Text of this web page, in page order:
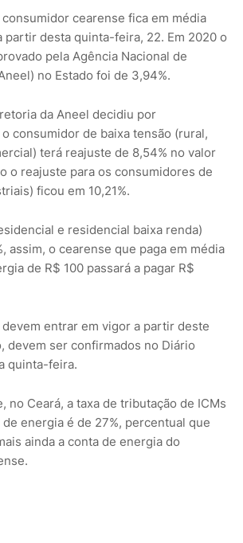
cearense fica em média
partir desta quinta-feira, 22. Em 2020 o
pela Agência Nacional de
no Estado foi de 3,94%.
da Aneel decidiu por
consumidor de baixa tensão (rural,
terá reajuste de 8,54% no valor
o reajuste para os consumidores de
ficou em 10,21%.
e residencial baixa renda)
assim, o cearense que paga em média
de R$ 100 passará a pagar R$
entrar em vigor a partir deste
devem ser confirmados no Diário
quinta-feira.
no Ceará, a taxa de tributação de ICMs
energia é de 27%, percentual que
ainda a conta de energia do